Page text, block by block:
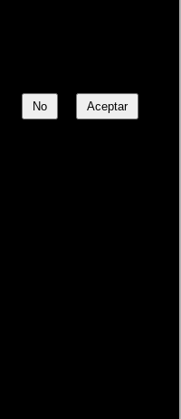
No Aceptar
en uno
del cine
y dejando
detrás
Park
algunas escenas
Park, con
¡Descubre las
de un clásico
de acción
para debatir